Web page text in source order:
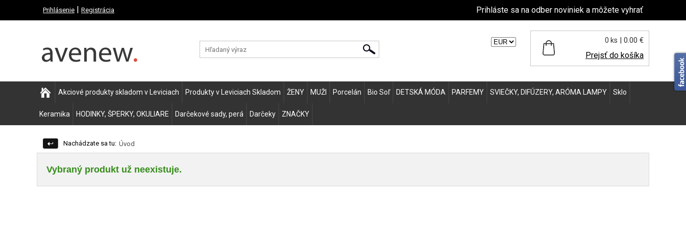
Prihlásenie | Registrácia Prihláste sa na odber noviniek a môžete vyhrať
0 ks | 0.00 €
Prejsť do košíka
Akciové produkty skladom v Leviciach Produkty v Leviciach Skladom ŽENY MUŽI Porcelán Bio Soľ DETSKÁ MÓDA PARFEMY SVIEČKY, DIFÚZERY, ARÓMA LAMPY Sklo
Keramika HODINKY, ŠPERKY, OKULIARE Darčekové sady, perá Darčeky ZNAČKY
Nachádzate sa tu: Úvod
Vybraný produkt už neexistuje.